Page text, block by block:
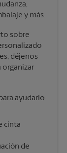
y más.
sobre
déjenos
organizar
ayudarlo
cinta
de